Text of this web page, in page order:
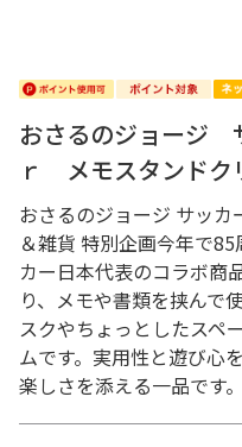
おさるのジョージ
ｒ メモスタンドク
おさるのジョージ サッカ
＆雑貨 特別企画今年で
カー日本代表のコラボ商
り、メモや書類を挟んで
スクやちょっとしたスペ
ムです。実用性と遊び心
楽しさを添える一品です。